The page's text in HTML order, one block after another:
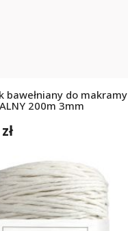
bawełniany do makramy
200m 3mm